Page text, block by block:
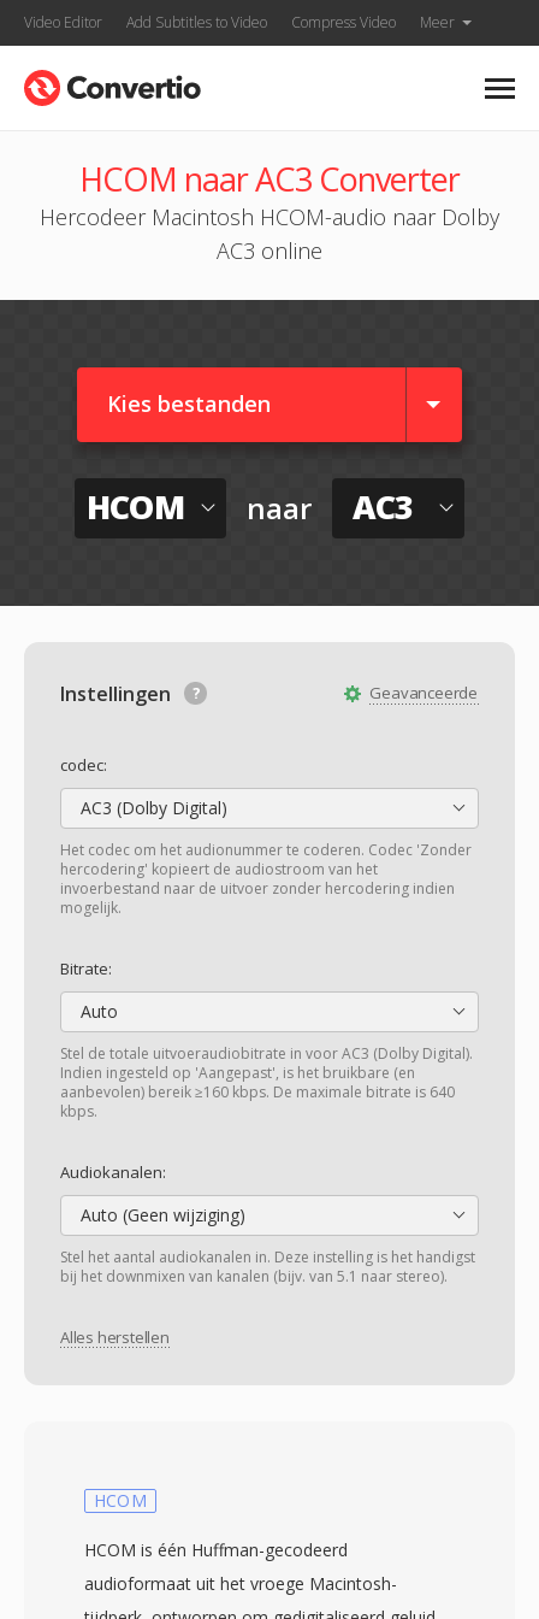
Video Editor Add Subtitles to Video Compress Video Meer
HCOM naar AC3 Converter
Hercodeer Macintosh HCOM-audio naar Dolby
AC3 online
Kies bestanden
HCOM naar AC3
Geavanceerde
Instellingen
codec:
AC3 (Dolby Digital)
Het codec om het audionummer te coderen. Codec 'Zonder
hercodering' kopieert de audiostroom van het
invoerbestand naar de uitvoer zonder hercodering indien
mogelijk.
Bitrate:
Auto
Stel de totale uitvoeraudiobitrate in voor AC3 (Dolby Digital).
Indien ingesteld op 'Aangepast', is het bruikbare (en
aanbevolen) bereik ≥160 kbps. De maximale bitrate is 640
kbps.
Audiokanalen:
Auto (Geen wijziging)
Stel het aantal audiokanalen in. Deze instelling is het handigst
bij het downmixen van kanalen (bijv. van 5.1 naar stereo).
Alles herstellen
HCOM
HCOM is één Huffman-gecodeerd
audioformaat uit het vroege Macintosh-